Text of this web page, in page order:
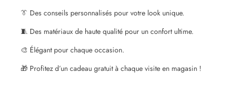
👔 Des conseils personnalisés pour votre look unique.
🧵 Des matériaux de haute qualité pour un confort ultime.
🎨 Élégant pour chaque occasion.
🎁 Profitez d’un cadeau gratuit à chaque visite en magasin !